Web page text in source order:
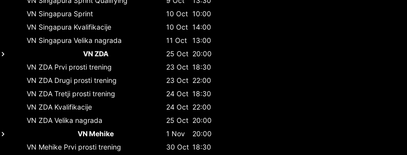
VN Singapura Sprint 10 Oct 10:00
VN Singapura Kvalifikacije 10 Oct 14:00
VN Singapura Velika nagrada 11 Oct
13:00
VN ZDA
25 Oct 20:00
VN ZDA Prvi prosti trening 23 Oct 18:30
VN ZDA Drugi prosti trening 23 Oct 22:00
VN ZDA Tretji prosti trening 24 Oct 18:30
VN ZDA Kvalifikacije 24 Oct 22:00
VN ZDA Velika nagrada 25 Oct 20:00
VN Mehike
1 Nov
20:00
VN Mehike Prvi prosti trening 30 Oct 18:30